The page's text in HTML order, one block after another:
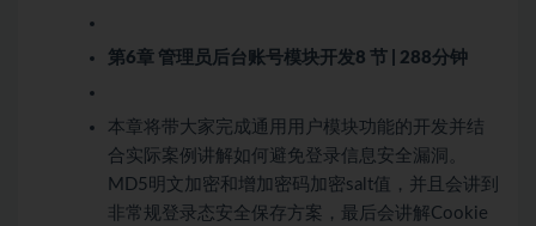
第6章 管理员后台账号模块开发8 节 | 288分钟
本章将带大家完成通用用户模块功能的开发并结
合实际案例讲解如何避免登录信息安全漏洞。
MD5明文加密和增加密码加密salt值，并且会讲到
非常规登录态安全保存方案，最后会讲解Cookie